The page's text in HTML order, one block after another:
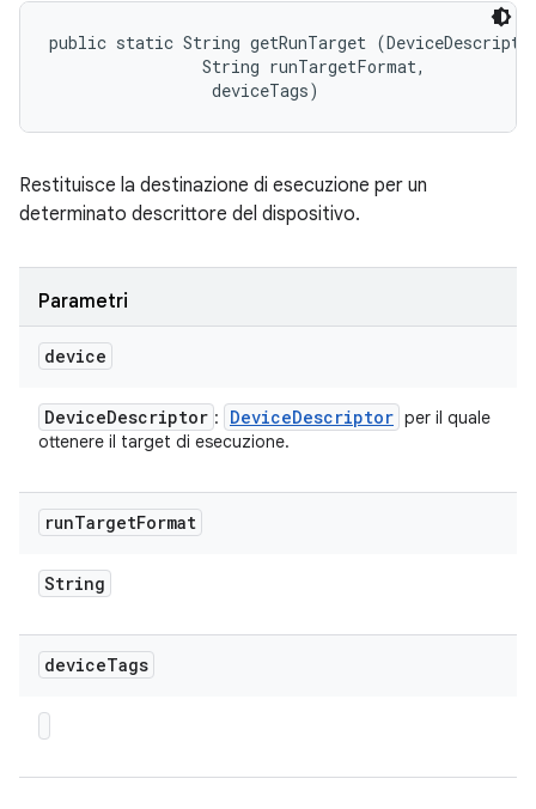
public static String getRunTarget
                String runTargetFormat,
deviceTags)
Restituisce la destinazione di esecuzione per un
determinato descrittore del dispositivo.
Parametri
device
DeviceDescriptor : DeviceDescriptor per il quale
ottenere il target di esecuzione.
runTargetFormat
String
deviceTags